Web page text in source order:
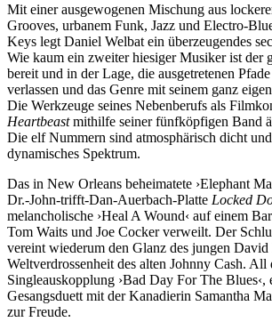
Mit einer ausgewogenen Mischung aus
Grooves, urbanem Funk, Jazz und Electro-
Keys legt Daniel Welbat ein überzeugendes
Wie kaum ein zweiter hiesiger Musiker ist der
bereit und in der Lage, die ausgetretenen
verlassen und das Genre mit seinem ganz
Die Werkzeuge seines Nebenberufs als
Heartbeastmithilfe seiner fünfköpfigen Band
Die elf Nummern sind atmosphärisch dicht
dynamisches Spektrum.
Das in New Orleans beheimatete ›Elephant
Dr.-John-trifft-Dan-Auerbach-Platte Locked
melancholische ›Heal A Wound‹ auf einem
Tom Waits und Joe Cocker verweilt. Der
vereint wiederum den Glanz des jungen
Weltverdrossenheit des alten Johnny Cash.
Singleauskopplung ›Bad Day For The Blues‹,
Gesangsduett mit der Kanadierin Samantha
zur Freude.